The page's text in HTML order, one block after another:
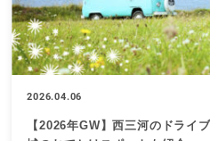
2026.04.06
【2026年GW】西三河のドライ